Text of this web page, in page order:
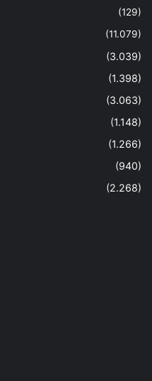
(129)
(11.079)
(3.039)
(1.398)
(3.063)
(1.148)
(1.266)
(940)
(2.268)